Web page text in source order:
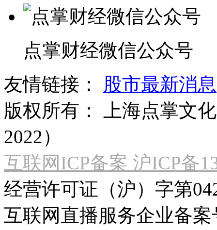
点掌财经微信公众号
友情链接：
股市最新消息
版权所有：
上海点掌文
2022）
互联网ICP备案 沪ICP备
经营许可证（沪）字第
互联网直播服务企业备案